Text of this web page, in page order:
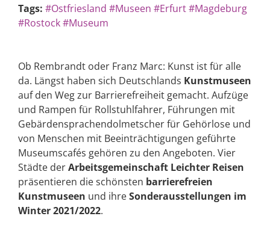
Tags: #Ostfriesland #Museen #Erfurt#Magdeburg
#Rostock#Museum
Ob Rembrandt oder Franz Marc: Kunst ist für alle
da. Längst haben sich Deutschlands Kunstmuseen
auf den Weg zur Barrierefreiheit gemacht. Aufzüge
und Rampen für Rollstuhlfahrer, Führungen mit
Gebärdensprachendolmetscher für Gehörlose und
von Menschen mit Beeinträchtigungen geführte
Museumscafés gehören zu den Angeboten. Vier
Städte derArbeitsgemeinschaft Leichter Reisen
präsentieren die schönsten barrierefreien
Kunstmuseen und ihreSonderausstellungen im
Winter 2021/2022.